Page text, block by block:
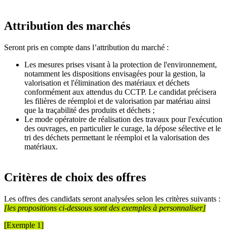
Attribution des marchés
Seront pris en compte dans l’attribution du marché :
Les mesures prises visant à la protection de l'environnement,
notamment les dispositions envisagées pour la gestion, la
valorisation et l'élimination des matériaux et déchets
conformément aux attendus du CCTP. Le candidat précisera
les filières de réemploi et de valorisation par matériau ainsi
que la traçabilité des produits et déchets ;
Le mode opératoire de réalisation des travaux pour l'exécution
des ouvrages, en particulier le curage, la dépose sélective et le
tri des déchets permettant le réemploi et la valorisation des
matériaux.
Critères de choix des offres
Les offres des candidats seront analysées selon les critères suivants :
[les propositions ci-dessous sont des exemples à personnaliser]
[Exemple 1]